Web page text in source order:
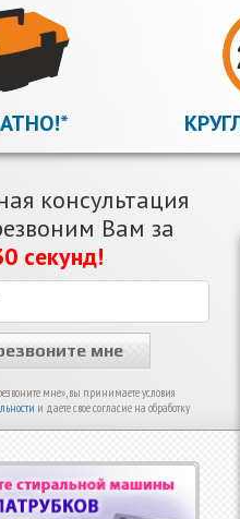
консультация
Вам за
секунд!
мне
мне», вы принимаете условия
и даете свое согласие на обработку